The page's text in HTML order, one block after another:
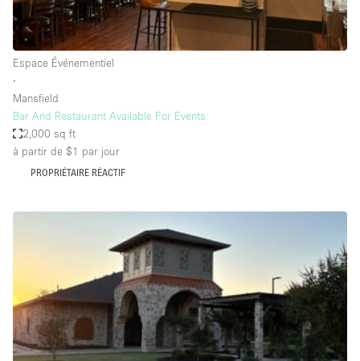
Type de l'espace
Atelier
Autre
Bateau
Boutique en Partage
Camion / Fourgon
Commerce
Container
Espace Événementiel
∙
Mansfield
Bar And Restaurant Available For Events
2,000 sq ft
à partir de $1 par jour
PROPRIÉTAIRE RÉACTIF